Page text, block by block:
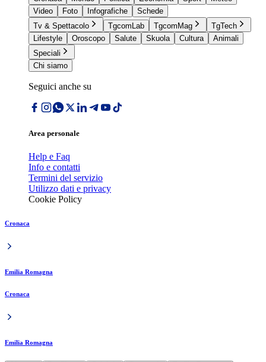
Video
Foto Infografiche
Schede
Tv & Spettacolo
TgcomLab TgcomMag
TgTech
Lifestyle
Oroscopo Salute Skuola Cultura
Animali
Speciali
Chi siamo
Seguici anche su
Area personale
Help e Faq
Info e contatti
Termini del servizio
Utilizzo dati e privacy
Cookie Policy
Cronaca
Emilia Romagna
Cronaca
Emilia Romagna